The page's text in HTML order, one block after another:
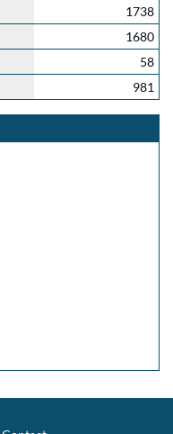
1738
1680
58
981